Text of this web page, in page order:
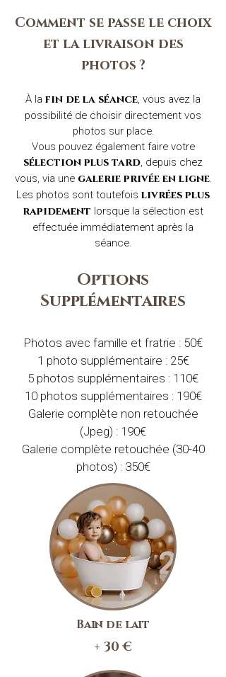
Comment se passe le choix
et la livraison des
photos ?
À la fin de la séance, vous avez la
possibilité de choisir directement vos
photos sur place.
Vous pouvez également faire votre
sélection plus tard, depuis chez
vous, via une galerie privée en ligne.
Les photos sont toutefois livrées plus
rapidement lorsque la sélection est
effectuée immédiatement après la
séance.
Options
Supplémentaires
Photos avec famille et fratrie : 50€
1 photo supplémentaire : 25€
5 photos supplémentaires : 110€
10 photos supplémentaires : 190€
Galerie complète non retouchée
(Jpeg) : 190€
Galerie complète retouchée (30-40
photos) : 350€
Bain de lait
+ 30 €